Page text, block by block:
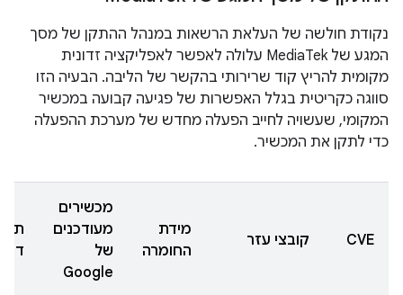
נקודת חולשה של העלאת הרשאות במנהל ההתקן של מסך
המגע של MediaTek עלולה לאפשר לאפליקציה זדונית
מקומית להריץ קוד שרירותי בהקשר של הליבה. הבעיה הזו
סווגה כקריטית בגלל האפשרות של פגיעה קבועה במכשיר
המקומי, שעשויה לחייב הפעלה מחדש של מערכת ההפעלה
כדי לתקן את המכשיר.
CVE קובצי עזר
מידת
החומרה
מכשירים
מעודכנים
של
Google